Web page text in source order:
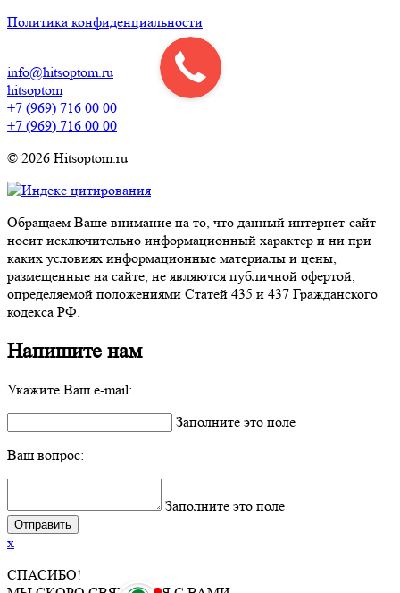
Политика конфиденциальности
info@hitsoptom.ru
hitsoptom
+7 (969) 716 00 00
+7 (969) 716 00 00
© 2026 Hitsoptom.ru
Обращаем Ваше внимание на то, что данный интернет-сайт
носит исключительно информационный характер и ни при
каких условиях информационные материалы и цены,
размещенные на сайте, не являются публичной офертой,
определяемой положениями Статей 435 и 437 Гражданского
кодекса РФ.
Напишите нам
Укажите Ваш e-mail:
Заполните это поле
Ваш вопрос:
Заполните это поле
x
СПАСИБО!